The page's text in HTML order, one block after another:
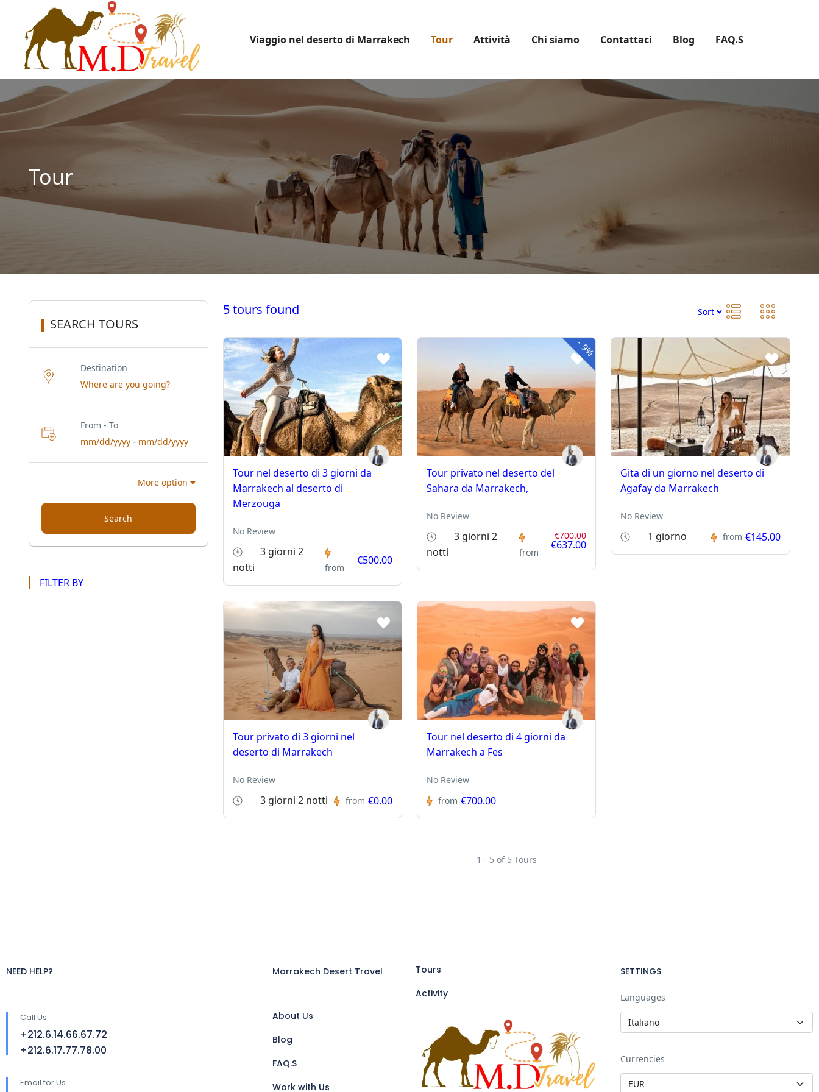
Viaggio nel deserto di Marrakech Tour Attività Chi siamo Contattaci Blog FAQ.S
Tour
SEARCH TOURS
Destination
From - To
mm/dd/yyyy - mm/dd/yyyy
More option
Search
FILTER BY
Sort
5 tours found
Tour nel deserto di 3 giorni da
Marrakech al deserto di
Merzouga
No Review
3 giorni 2
notti
from
€500.00
-
9%
Tour privato nel deserto del
Sahara da Marrakech,
No Review
3 giorni 2
notti
from
€700.00
€637.00
Gita di un giorno nel deserto di
Agafay da Marrakech
No Review
1 giorno from €145.00
Tour privato di 3 giorni nel
deserto di Marrakech
No Review
3 giorni 2 notti from €0.00
Tour nel deserto di 4 giorni da
Marrakech a Fes
No Review
from €700.00
1 - 5 of 5 Tours
NEED HELP?
Call Us
+212.6.14.66.67.72
+212.6.17.77.78.00
Email for Us
Marrakech Desert Travel
About Us
Blog
FAQ.S
Work with Us
Tours
Activity
SETTINGS
Languages
Currencies